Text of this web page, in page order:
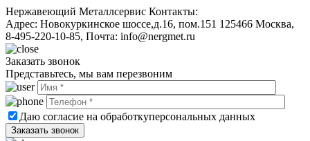
Нержавеющий Металлсервис Контакты:
Адрес: Новокуркинское шоссе,д.16, пом.151 125466 Москва,
8-495-220-10-85, Почта: info@nergmet.ru
Заказать звонок
Представьтесь, мы вам перезвоним
Даю согласие на обработкуперсональных данных